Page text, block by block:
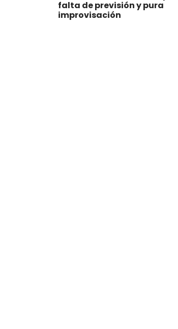
falta de previsión y pura
improvisación